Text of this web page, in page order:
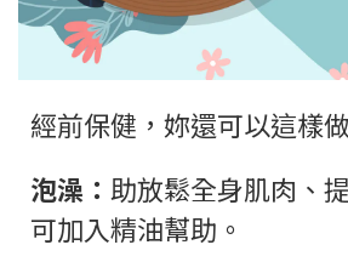
經前保健，妳還可以這樣
泡澡： 助放鬆全身肌肉、
可加入精油幫助。